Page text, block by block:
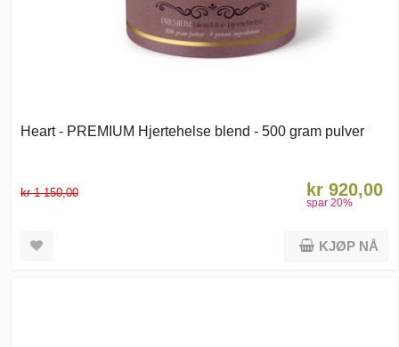
Heart - PREMIUM Hjertehelse blend - 500 gram pulver
kr 1 150,00 kr 920,00
spar 20%
KJØP NÅ